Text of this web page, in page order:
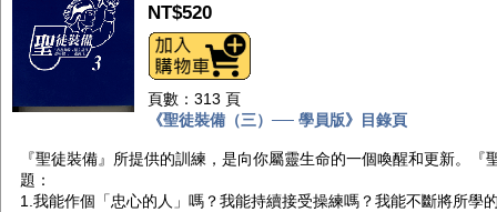
NT$520
頁數：313 頁
《聖徒裝備（三）── 學員版》目錄頁
『聖徒裝備』所提供的訓練，是向你屬靈生命的一個喚醒和更新。
題：
1.我能作個「忠心的人」嗎？我能持續接受操練嗎？我能不斷將所學